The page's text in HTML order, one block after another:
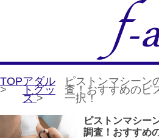
TOP
>
アダル
トグッ
ズ>
ピストンマシーン
査！おすすめのピ
一択！
ピストンマシー
調査！おすすめ